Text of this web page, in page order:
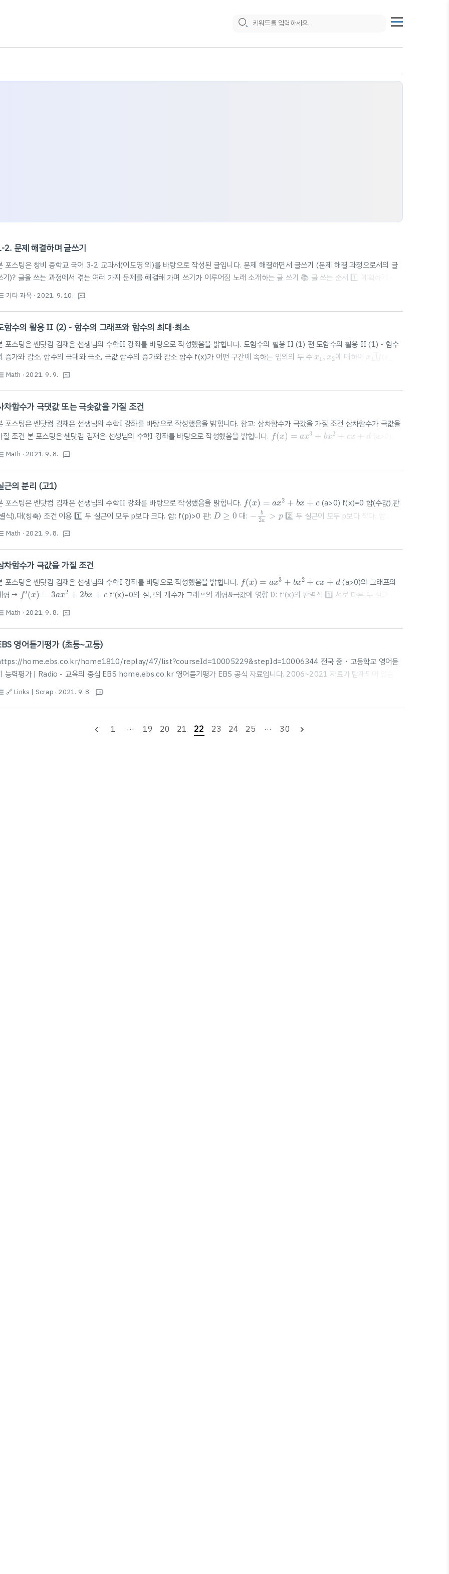
2. 문제 해결하며 글쓰기
포스팅은 창비 중학교 국어 3-2 교과서(이도영 외)를 바탕으로 작성된 글입니다. 문제 해결하면서 글쓰기 (문제 해결 과정으로서의 글
기)? 글을 쓰는 과정에서 겪는 여러 가지 문제를 해결해 가며 쓰기가 이루어짐 노래 소개하는 글 쓰기 📚 글 쓰는 순서 1️⃣ 계획하기 - 예
상 독자 분석 - 글의 목적 분석 - 주제 명확하게 설정 2️⃣ 자료 수집 및 선정 - 다양한 매체 및 방법을 통해 자료 수집 (책, 신문, 방송, 인터
넷, 면담 등) - 출처 확인, 인용 표기 - 신뢰할 수 있는 자료 선정 - 글의 주제, 독자, 목적 등을 고려하여 꼭 필요한 자료 선정 3️⃣ 개요 작성
부분 '처음-가운데-끝'으로 구성 - 중심 내용&세부 내용 구성 - 독자가 글의 내용 쉽게 이해, 기억할 수 있게 글의 ..
기타 과목 · 2021. 9. 10. textsms
함수의 활용 II (2) - 함수의 그래프와 함수의 최대·최소
포스팅은 쎈닷컴 김재은 선생님의 수학II 강좌를 바탕으로 작성했음을 밝힙니다. 도함수의 활용 II (1) 편 도함수의 활용 II (1) - 함수
증가와 감소, 함수의 극대와 극소, 극값 함수의 증가와 감소 함수 f(x)가 어떤 구간에 속하는 임의의 두 수 x1 , x2
x1,x2에 대하여 xx1 1
2
이면 f(x)는 이 구간에서 감소 함수의 증가와 감소의 판정 함수 f(x)가 어떤.. blog.scian.io 함수의 그래프와 함수의
최대·최소 : 1개씩만 존재! (극대, 극소와 헷갈리면 안됨!) f(x)가 [a, b]에서 연속일 때 최댓값, 최솟값 구하기 1️⃣ f'(x)로 그래프의 개형 구
기 * 그래프 개형 그리기: 도함수의 활용 II (1) - 함..
Math · 2021. 9. 9. textsms
차함수가 극댓값 또는 극솟값을 가질 조건
포스팅은 쎈닷컴 김재은 선생님의 수학I 강좌를 바탕으로 작성했음을 밝힙니다. 참고: 삼차함수가 극값을 가질 조건 삼차함수가 극값을
질 조건 본 포스팅은 쎈닷컴 김재은 선생님의 수학I 강좌를 바탕으로 작성했음을 밝힙니다. f(x) = ax3 + bx2 + cx + d
f(x = x3+b x2+ cx +d
그래프의 개형 →
f′(x) =3ax 2+ 2bx +c
4 3 +
(x)=a x4+bx3+c 2+
근의 개수 1️⃣ 서로 다른 세 실근 ex) f'(x)=(x-1)(x-2)(x-3) : 극댓값 1개, 극솟값 2개 (a>0) / 극댓값 2개..
Math · 2021. 9. 8. textsms
근의 분리 (고1)
포스팅은 쎈닷컴 김재은 선생님의 수학II 강좌를 바탕으로 작성했음을 밝힙니다. f(x) = ax2 + bx + c
f(x = +b x c
(a>0) f(x)=0 함(수값),판
식),대(칭축) 조건 이용 1️⃣ 두 실근이 모두 p보다 크다. 함: f(p)>0 판:D ≥ 0
D≥0 대: − b
2a > p
−b2 >p 2️⃣ 두 실근이 모두 p보다 작다. 함:
판:D ≥ 0대:−
− b2a 0 f(q) > 판 대
Math · 2021. 9. 8. textsms
차함수가 극값을 가질 조건
포스팅은 쎈닷컴 김재은 선생님의 수학I 강좌를 바탕으로 작성했음을 밝힙니다. f(x) = ax3 + bx2 + cx + d
f(x = +b x + cx +
(a>0)의 그래프의
형 → f′(x) = 3ax2 + 2bx + c
f′(x )=3ax2+2b x+c f'(x)=0의 실근의 개수가 그래프의 개형&극값에 영향 D: f'(x)의 판별식 1️⃣ 서로 다른 두 실근
D/4 2 −3 a D 4 =b 2 − c=
Math · 2021. 9. 8. textsms
영어듣기평가 (초등~고등)
home.ebs.co.kr/home1810/replay/47/list?courseId=10005229&stepId=10006344 전국 중・고등학교 영어듣
능력평가 | Radio - 교육의 중심 EBS home.ebs.co.kr 영어듣기평가 EBS 공식 자료입니다. 2006~2021 자료가 탑재되어 있습니
🔗 Links | Scrap · 2021. 9. 8. textsms
navigate_before 1 ··· 19 20 21 22 23 24 25 ··· 30 navigate_next